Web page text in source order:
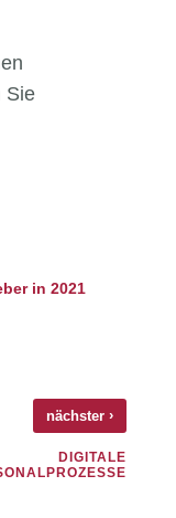
Sie
in 2021
nächster›
DIGITALE